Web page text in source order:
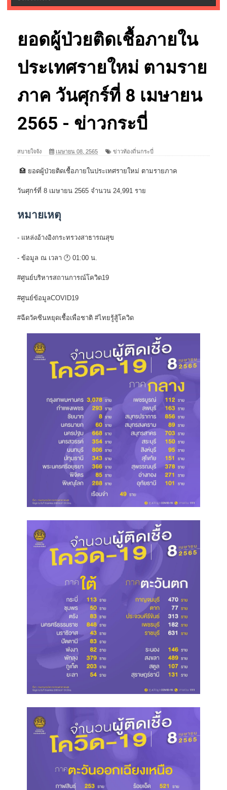
ยอดผู้ป่วยติดเชื้อภายใน
ประเทศรายใหม่ ตามราย
ภาค วันศุกร์ที่ 8 เมษายน
2565 - ข่าวกระบี่
สบายใจจัง เมษายน 08, 2565 ข่าวท้องถิ่นกระบี่
🏥 ยอดผู้ป่วยติดเชื้อภายในประเทศรายใหม่ ตามรายภาค
วันศุกร์ที่ 8 เมษายน 2565 จำนวน 24,991 ราย
หมายเหตุ
- แหล่งอ้างอิงกระทรวงสาธารณสุข
- ข้อมูล ณ เวลา 🕐 01:00 น.
#ศูนย์บริหารสถานการณ์โควิด19
#ศูนย์ข้อมูลCOVID19
#ฉีดวัคซีนหยุดเชื้อเพื่อชาติ #ไทยรู้สู้โควิด